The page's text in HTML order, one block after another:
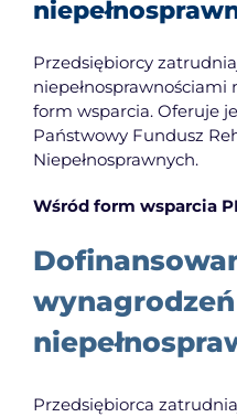
EDUKACJA
NEWS
BLOG
KONTAKT
English
Przedsiębiorcy
niepełnosprawnościami
form wsparcia. Oferuje
Państwowy Fundusz
Niepełnosprawnych.
Wśród form wsparcia
Przedsiębiorca